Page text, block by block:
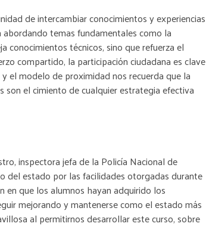
de intercambiar conocimientos y experiencias
temas fundamentales como la
conocimientos técnicos, sino que refuerza el
compartido, la participación ciudadana es clave
el modelo de proximidad nos recuerda que la
son el cimiento de cualquier estrategia efectiva
inspectora jefa de la Policía Nacional de
del estado por las facilidades otorgadas durante
en que los alumnos hayan adquirido los
mejorando y mantenerse como el estado más
al permitirnos desarrollar este curso, sobre